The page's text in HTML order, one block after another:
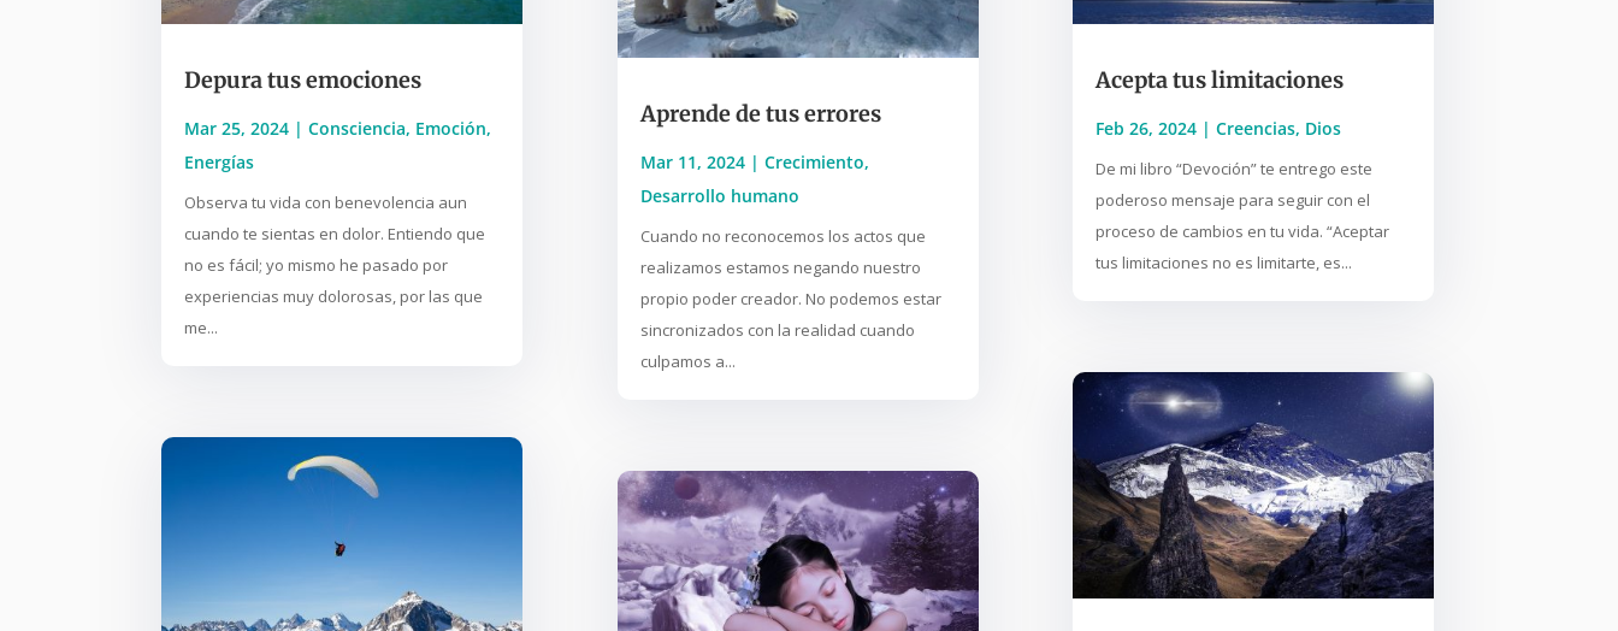
Depura tus emociones
Mar 25, 2024 |Consciencia, Emoción,
Energías
Observa tu vida con benevolencia aun
cuando te sientas en dolor. Entiendo que
no es fácil; yo mismo he pasado por
experiencias muy dolorosas, por las que
me...
Aprende de tus errores
Mar 11, 2024| Crecimiento,
Desarrollo humano
Cuando no reconocemos los actos que
realizamos estamos negando nuestro
propio poder creador. No podemos estar
sincronizados con la realidad cuando
culpamos a...
Acepta tus limitaciones
Feb 26, 2024| Creencias, Dios
De mi libro “Devoción” te entrego este
poderoso mensaje para seguir con el
proceso de cambios en tu vida. “Aceptar
tus limitaciones no es limitarte, es...